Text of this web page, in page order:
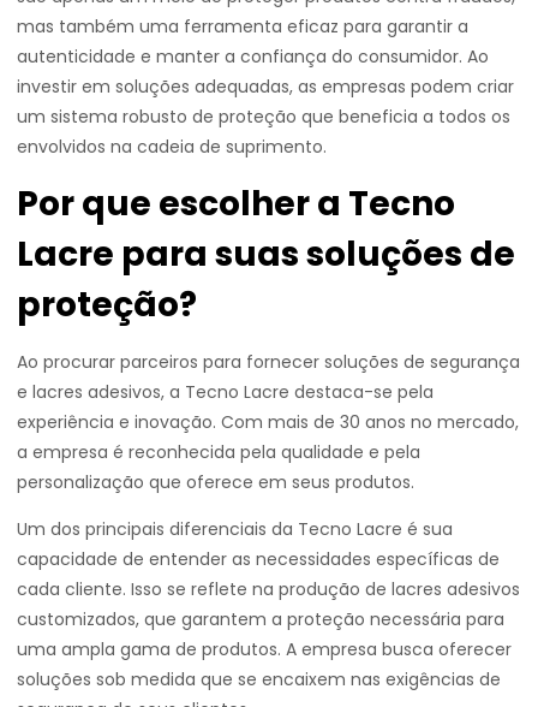
mas também uma ferramenta eficaz para garantir a
autenticidade e manter a confiança do consumidor. Ao
investir em soluções adequadas, as empresas podem criar
um sistema robusto de proteção que beneficia a todos os
envolvidos na cadeia de suprimento.
Por que escolher a Tecno
Lacre para suas soluções de
proteção?
Ao procurar parceiros para fornecer soluções de segurança
e lacres adesivos, a Tecno Lacre destaca-se pela
experiência e inovação. Com mais de 30 anos no mercado,
a empresa é reconhecida pela qualidade e pela
personalização que oferece em seus produtos.
Um dos principais diferenciais da Tecno Lacre é sua
capacidade de entender as necessidades específicas de
cada cliente. Isso se reflete na produção de lacres adesivos
customizados, que garantem a proteção necessária para
uma ampla gama de produtos. A empresa busca oferecer
soluções sob medida que se encaixem nas exigências de